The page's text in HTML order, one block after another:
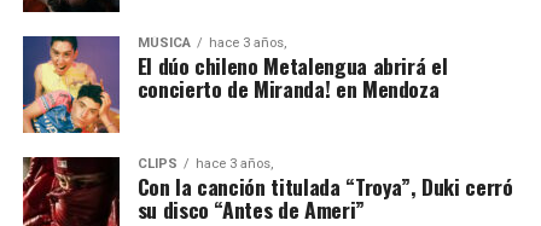
MÚSICA hace 3 años,
El dúo chileno Metalengua abrirá el
concierto de Miranda! en Mendoza
CLIPS hace 3 años,
Con la canción titulada “Troya”, Duki cerró
su disco “Antes de Ameri”